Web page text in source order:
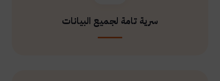
سرية تامة لجميع البيانات